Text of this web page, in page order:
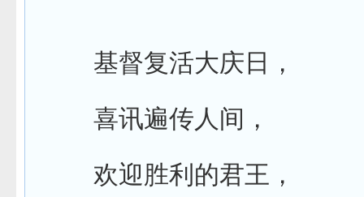
基督复活大庆日，
喜讯遍传人间，
欢迎胜利的君王，